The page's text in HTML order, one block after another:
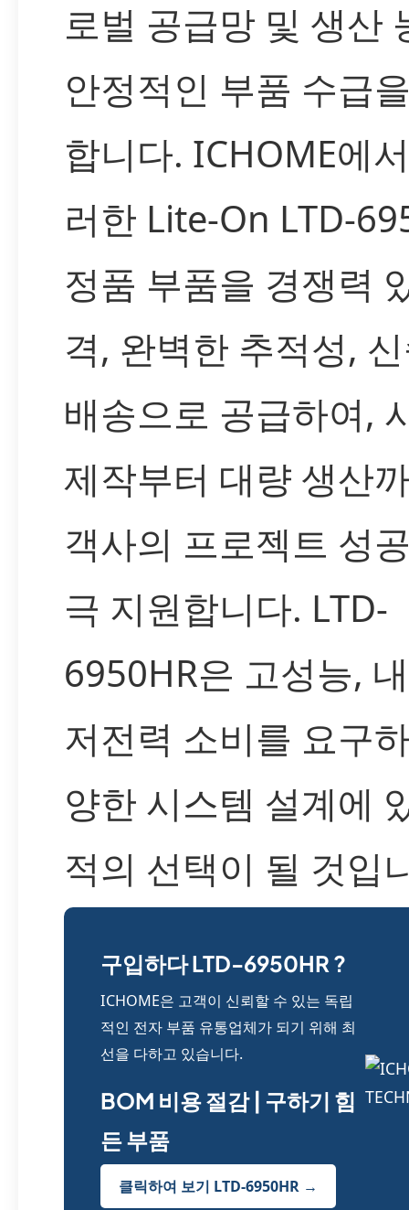
로벌 공급망 및 생산
안정적인 부품 수급
합니다. ICHOME에
러한 Lite-On LTD-
정품 부품을 경쟁력
격, 완벽한 추적성,
배송으로 공급하여,
제작부터 대량 생산
객사의 프로젝트 성
극 지원합니다. LTD-
6950HR은 고성능,
저전력 소비를 요구
양한 시스템 설계에
적의 선택이 될 것입
구입하다 LTD-6950HR ?
ICHOME은 고객이 신뢰할 수 있는 독립
적인 전자 부품 유통업체가 되기 위해 최
선을 다하고 있습니다.
BOM 비용 절감 | 구하기 힘
든 부품
클릭하여 보기 LTD-6950HR →